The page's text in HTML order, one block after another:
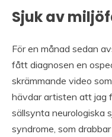
Sjuk av
För en månad sedan
fått diagnosen en
skrämmande video
hävdar artisten att jag
sällsynta neurologiska
syndrome, som